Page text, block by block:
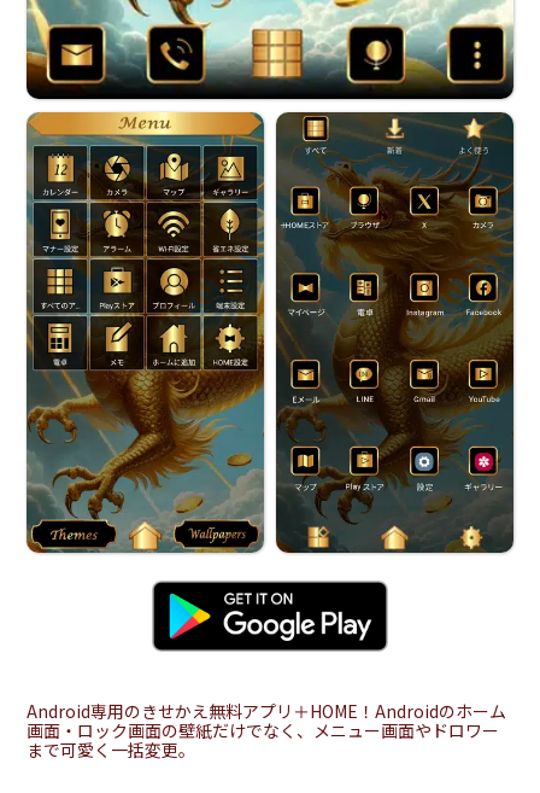
Android専用のきせかえ無料アプリ＋HOME！Androidのホーム
画面・ロック画面の壁紙だけでなく、メニュー画面やドロワー
まで可愛く一括変更。